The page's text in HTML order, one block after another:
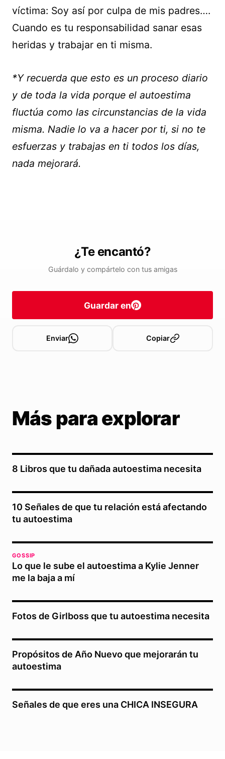
víctima: Soy así por culpa de mis padres….
Cuando es tu responsabilidad sanar esas
heridas y trabajar en ti misma.
*Y recuerda que esto es un proceso diario
y de toda la vida porque el autoestima
fluctúa como las circunstancias de la vida
misma. Nadie lo va a hacer por ti, si no te
esfuerzas y trabajas en ti todos los días,
nada mejorará.
¿Te encantó?
Guárdalo y compártelo con tus amigas
Guardar en
Enviar Copiar
Más para explorar
8 Libros que tu dañada autoestima necesita
10 Señales de que tu relación está afectando
tu autoestima
GOSSIP
Lo que le sube el autoestima a Kylie Jenner
me la baja a mí
Fotos de Girlboss que tu autoestima necesita
Propósitos de Año Nuevo que mejorarán tu
autoestima
Señales de que eres una CHICA INSEGURA